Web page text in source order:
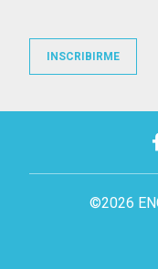
©2026
INSCRIBIRME